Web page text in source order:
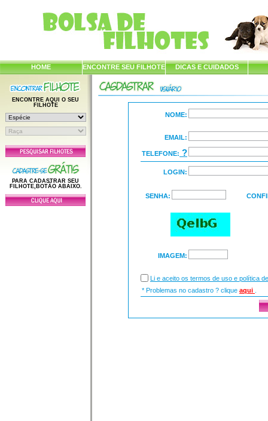
HOME ENCONTRE SEU FILHOTE DICAS E CUIDADOS
ENCONTRE AQUI O SEU
FILHOTE
PARA CADASTRAR SEU
FILHOTE,BOTÃO ABAIXO.
NOME:
EMAIL:
TELEFONE: ?
LOGIN:
SENHA:
IMAGEM:
Li e aceito os termos de uso e política
* Problemas no cadastro ? clique aqui